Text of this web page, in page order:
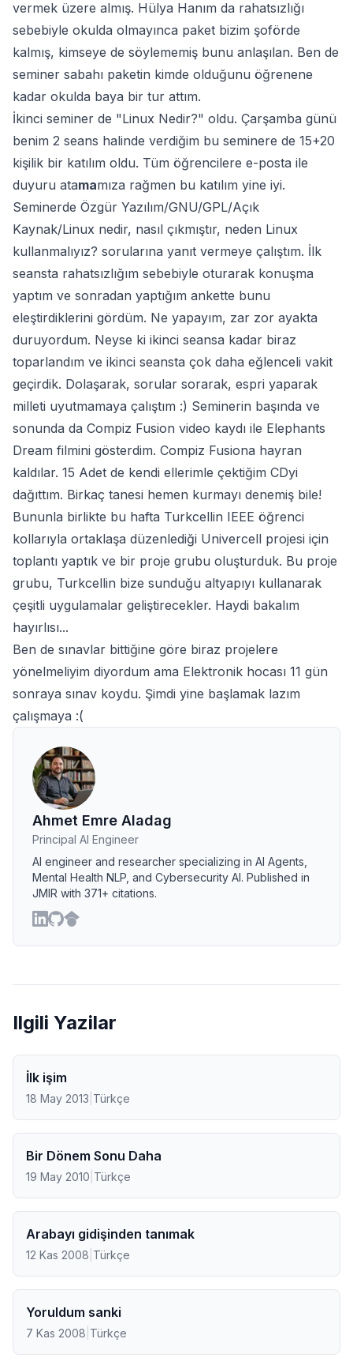
vermek üzere almış. Hülya Hanım da rahatsızlığı
sebebiyle okulda olmayınca paket bizim şoförde
kalmış, kimseye de söylememiş bunu anlaşılan. Ben de
seminer sabahı paketin kimde olduğunu öğrenene
kadar okulda baya bir tur attım.
İkinci seminer de "Linux Nedir?" oldu. Çarşamba günü
benim 2 seans halinde verdiğim bu seminere de 15+20
kişilik bir katılım oldu. Tüm öğrencilere e-posta ile
duyuru atamamıza rağmen bu katılım yine iyi.
Seminerde Özgür Yazılım/GNU/GPL/Açık
Kaynak/Linux nedir, nasıl çıkmıştır, neden Linux
kullanmalıyız? sorularına yanıt vermeye çalıştım. İlk
seansta rahatsızlığım sebebiyle oturarak konuşma
yaptım ve sonradan yaptığım ankette bunu
eleştirdiklerini gördüm. Ne yapayım, zar zor ayakta
duruyordum. Neyse ki ikinci seansa kadar biraz
toparlandım ve ikinci seansta çok daha eğlenceli vakit
geçirdik. Dolaşarak, sorular sorarak, espri yaparak
milleti uyutmamaya çalıştım :) Seminerin başında ve
sonunda da Compiz Fusion video kaydı ile Elephants
Dream filmini gösterdim. Compiz Fusiona hayran
kaldılar. 15 Adet de kendi ellerimle çektiğim CDyi
dağıttım. Birkaç tanesi hemen kurmayı denemiş bile!
Bununla birlikte bu hafta Turkcellin IEEE öğrenci
kollarıyla ortaklaşa düzenlediği Univercell projesi için
toplantı yaptık ve bir proje grubu oluşturduk. Bu proje
grubu, Turkcellin bize sunduğu altyapıyı kullanarak
çeşitli uygulamalar geliştirecekler. Haydi bakalım
hayırlısı...
Ben de sınavlar bittiğine göre biraz projelere
yönelmeliyim diyordum ama Elektronik hocası 11 gün
sonraya sınav koydu. Şimdi yine başlamak lazım
çalışmaya :(
Ahmet Emre Aladag
Principal AI Engineer
AI engineer and researcher specializing in AI Agents,
Mental Health NLP, and Cybersecurity AI. Published in
JMIR with 371+ citations.
Ilgili Yazilar
İlk işim
18 May 2013 Türkçe
Bir Dönem Sonu Daha
19 May 2010 Türkçe
Arabayı gidişinden tanımak
12 Kas 2008 Türkçe
Yoruldum sanki
7 Kas 2008 Türkçe